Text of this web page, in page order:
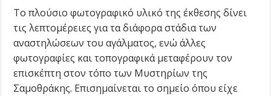
Το πλούσιο φωτογραφικό υλικό της έκθεσης δίνει
τις λεπτομέρειες για τα διάφορα στάδια των
αναστηλώσεων του αγάλματος, ενώ άλλες
φωτογραφίες και τοπογραφικά μεταφέρουν τον
επισκέπτη στον τόπο των Μυστηρίων της
Σαμοθράκης. Επισημαίνεται το σημείο όπου είχε